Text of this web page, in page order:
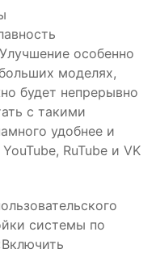
особенно
моделях,
будет непрерывно
с такими
удобнее и
RuTube и VK
системы по